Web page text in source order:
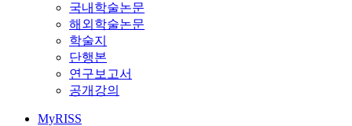
국내학술논문
해외학술논문
학술지
단행본
연구보고서
공개강의
MyRISS